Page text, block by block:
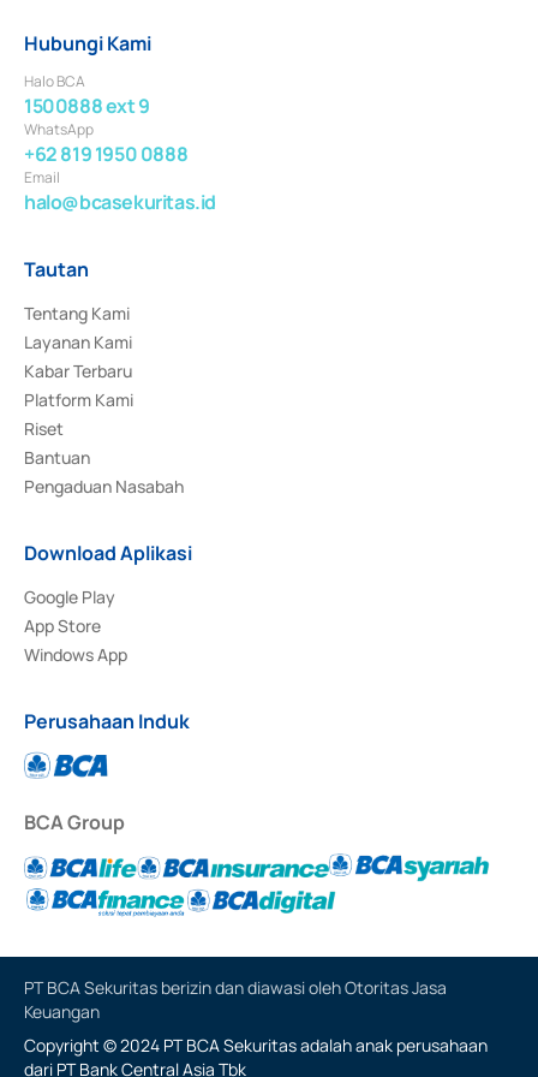
Hubungi Kami
Halo BCA
1500888 ext 9
WhatsApp
+62 819 1950 0888
Email
halo@bcasekuritas.id
Tautan
Tentang Kami
Layanan Kami
Kabar Terbaru
Platform Kami
Riset
Bantuan
Pengaduan Nasabah
Download Aplikasi
Google Play
App Store
Windows App
Perusahaan Induk
BCA Group
PT BCA Sekuritas berizin dan diawasi oleh Otoritas Jasa
Keuangan
Copyright © 2024 PT BCA Sekuritas adalah anak perusahaan
dari PT Bank Central Asia Tbk